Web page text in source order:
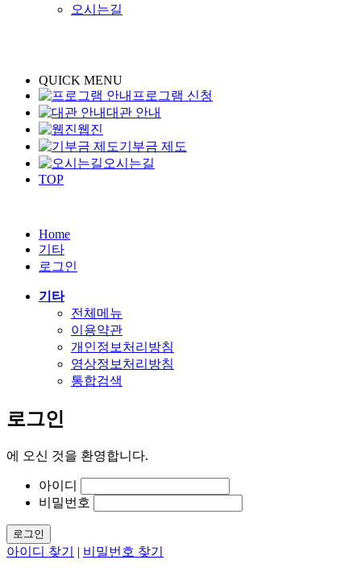
오시는길
QUICK MENU
프로그램 신청
대관 안내
웹진
기부금 제도
오시는길
TOP
Home
기타
로그인
기타
전체메뉴
이용약관
개인정보처리방침
영상정보처리방침
통합검색
로그인
에 오신 것을 환영합니다.
아이디
비밀번호
로그인
아이디 찾기 | 비밀번호 찾기